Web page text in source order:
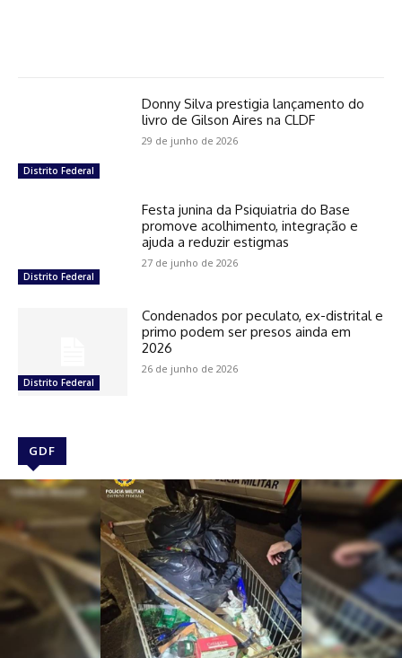
Distrito Federal
Donny Silva prestigia lançamento do
livro de Gilson Aires na CLDF
29 de junho de 2026
Distrito Federal
Festa junina da Psiquiatria do Base
promove acolhimento, integração e
ajuda a reduzir estigmas
27 de junho de 2026
Distrito Federal
Condenados por peculato, ex-distrital e
primo podem ser presos ainda em
2026
26 de junho de 2026
GDF